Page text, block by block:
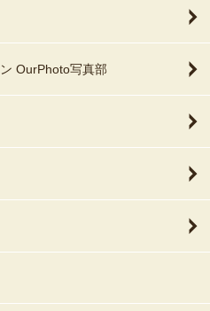
OurPhoto写真部